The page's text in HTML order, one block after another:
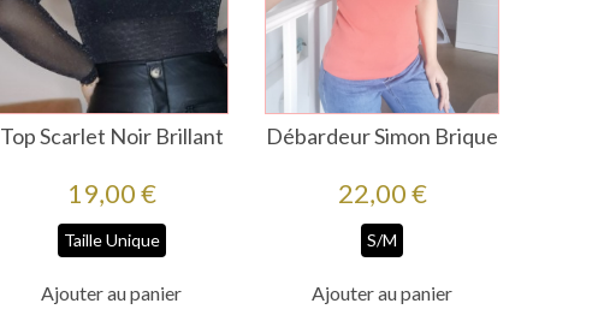
Top Scarlet Noir Brillant
Prix
19,00 €
Taille Unique
Ajouter au panier
Débardeur Simon Brique
Prix
22,00 €
S/M
Ajouter au panier